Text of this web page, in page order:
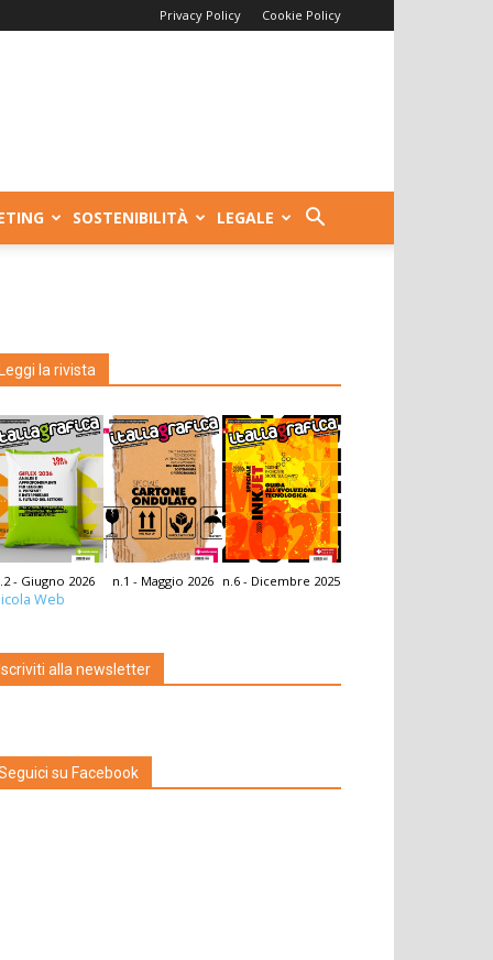
Privacy Policy Cookie Policy
SOSTENIBILITÀ LEGALE
la rivista
- Giugno 2026 n.1 - Maggio 2026 n.6 - Dicembre 2025
Web
alla newsletter
su Facebook